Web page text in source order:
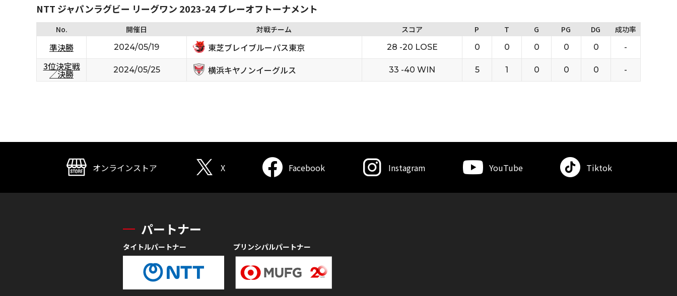
NTT ジャパンラグビー リーグワン 2023-24 プレーオフトーナメント
No. 開催日 対戦チーム スコア P T G PG DG 成功率
準決勝 2024/05/19 東芝ブレイブルーパス東京 28 -20 LOSE 0 0 0 0 0 -
3位決定戦
／決勝 2024/05/25 横浜キヤノンイーグルス 33 -40 WIN 5 1 0 0 0 -
オンラインストア X Facebook Instagram YouTube Tiktok
パートナー
タイトルパートナー プリンシパルパートナー